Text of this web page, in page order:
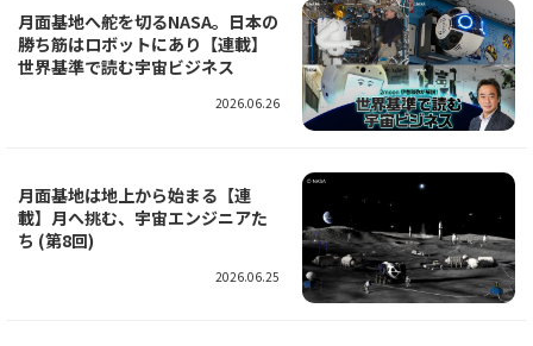
月面基地へ舵を切るNASA。日本の
勝ち筋はロボットにあり【連載】
世界基準で読む宇宙ビジネス
2026.06.26
月面基地は地上から始まる【連
載】月へ挑む、宇宙エンジニアた
ち (第8回)
2026.06.25